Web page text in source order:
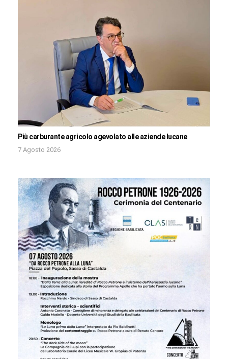
Più carburante agricolo agevolato alle aziende lucane
7 Agosto 2026